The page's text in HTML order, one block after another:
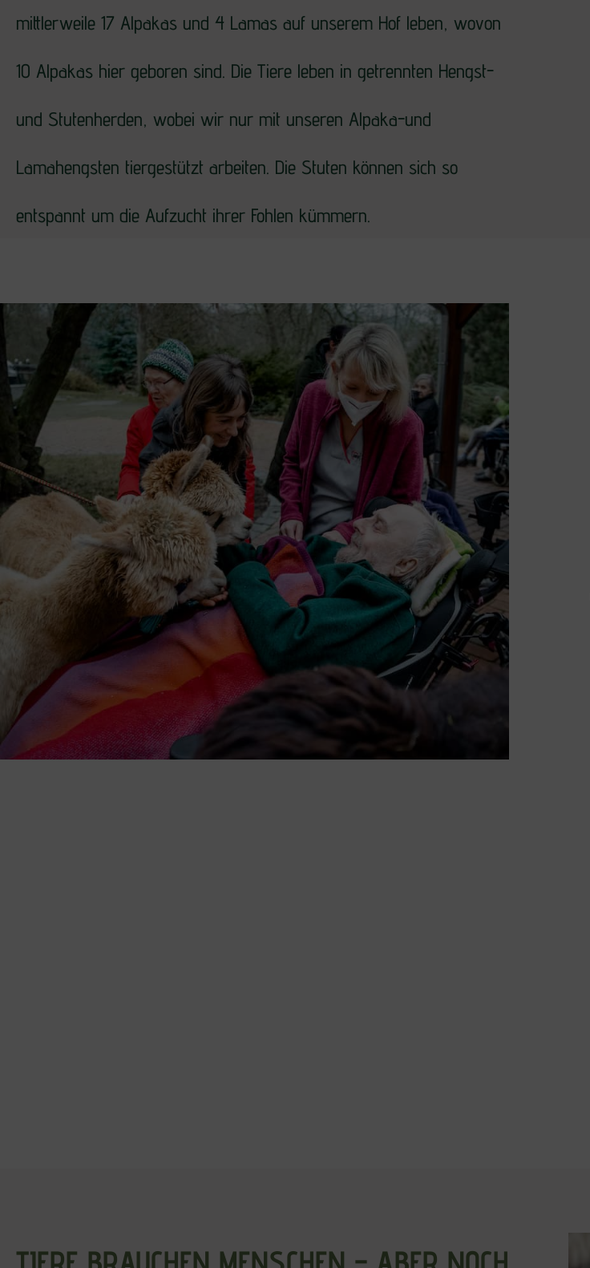
mittlerweile 17 Alpakas und 4 Lamas auf unserem Hof leben, wovon
10 Alpakas hier geboren sind. Die Tiere leben in getrennten Hengst-
und Stutenherden, wobei wir nur mit unseren Alpaka-und
Lamahengsten tiergestützt arbeiten. Die Stuten können sich so
entspannt um die Aufzucht ihrer Fohlen kümmern.